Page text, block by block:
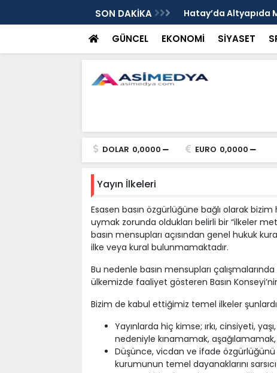
SON DAKİKA
Dönüşümde Kritik Aşama Hatay’da Altyapıda
GÜNCEL EKONOMİ SİYASET
DOLAR 0,0000 EURO 0,0000
Yayın İlkeleri
Esasen basın özgürlüğüne bağlı olarak bizim
uymak zorunda oldukları belirli bir “ilkeler
basın mensupları açısından genel hukuk
ilke veya kural bulunmamaktadır.
Bu nedenle basın mensupları
ülkemizde faaliyet gösteren Basın
Bizim de kabul ettiğimiz temel ilkeler
Yayınlarda hiç kimse; ırkı, cinsiyeti,
nedeniyle kınamamak, aşağılamamak,
Düşünce, vicdan ve ifade özgürlüğünü
kurumunun temel dayanaklarını